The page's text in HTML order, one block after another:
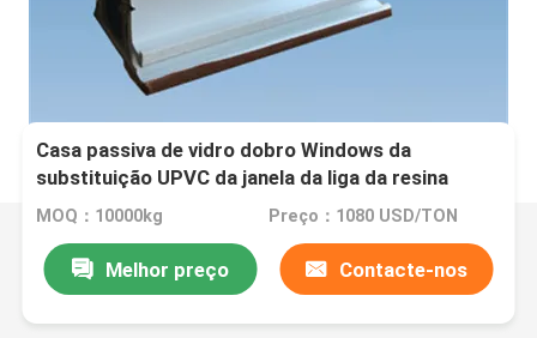
Casa passiva de vidro dobro Windows da
substituição UPVC da janela da liga da resina
MOQ：10000kg Preço：1080 USD/TON
Melhor preço Contacte-nos